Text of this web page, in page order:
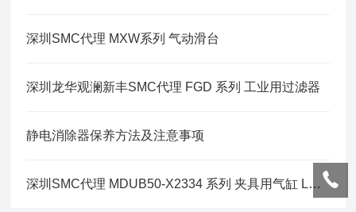
深圳SMC代理 MXW系列 气动滑台
深圳龙华观澜新丰SMC代理 FGD 系列 工业用过滤器
静电消除器保养方法及注意事项
深圳SMC代理 MDUB50-X2334 系列 夹具用气缸 L型托架简介